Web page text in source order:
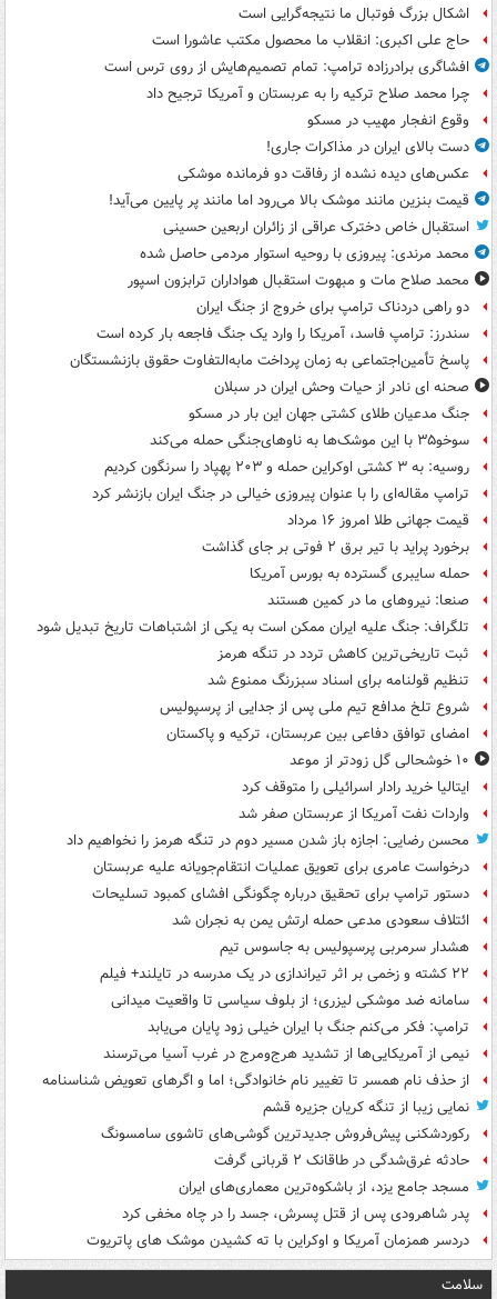
اشکال بزرگ فوتبال ما نتیجه‌گرایی است
حاج علی اکبری: انقلاب ما محصول مکتب عاشورا است
افشاگری برادرزاده ترامپ: تمام تصمیم‌هایش از روی ترس است
چرا محمد صلاح ترکیه را به عربستان و آمریکا ترجیح داد
وقوع انفجار مهیب در مسکو
دست بالای ایران در مذاکرات جاری!
عکس‌های دیده نشده از رفاقت دو فرمانده‌ موشکی
قیمت بنزین مانند موشک بالا می‌رود اما مانند پر پایین می‌آید!
استقبال خاص دخترک عراقی از زائران اربعین حسینی
محمد مرندی: پیروزی با روحیه استوار مردمی حاصل شده
محمد صلاح مات و مبهوت استقبال هواداران ترابزون اسپور
دو راهی دردناک ترامپ برای خروج از جنگ ایران
سندرز: ترامپ فاسد، آمریکا را وارد یک جنگ فاجعه بار کرده است
پاسخ تأمین‌اجتماعی به زمان پرداخت مابه‌التفاوت حقوق بازنشستگان
صحنه ای نادر از حیات وحش ایران در سبلان
جنگ مدعیان طلای کشتی جهان این بار در مسکو
سوخو۳۵ با این موشک‌ها به ناوهای‌جنگی حمله می‌کند
روسیه: به ۳ کشتی اوکراین حمله و ۲۰۳ پهپاد را سرنگون کردیم
ترامپ مقاله‌ای را با عنوان پیروزی خیالی در جنگ ایران بازنشر کرد
قیمت جهانی طلا امروز ۱۶ مرداد
برخورد پراید با تیر برق ۲ فوتی بر جای گذاشت
حمله سایبری گسترده به بورس آمریکا
صنعا: نیروهای ما در کمین‌ هستند
تلگراف: جنگ علیه ایران ممکن است به یکی از اشتباهات تاریخ تبدیل شود
ثبت تاریخی‌ترین کاهش تردد در تنگه هرمز
تنظیم قولنامه برای اسناد سبزرنگ ممنوع شد
شروع تلخ مدافع تیم ملی پس از جدایی از پرسپولیس
امضای توافق دفاعی بین عربستان، ترکیه و پاکستان
۱۰ خوشحالی گل زودتر از موعد
ایتالیا خرید رادار اسرائیلی را متوقف کرد
واردات نفت آمریکا از عربستان صفر شد
محسن رضایی: اجازه باز شدن مسیر دوم در تنگه هرمز را نخواهیم داد
درخواست عامری برای تعویق عملیات انتقام‌جویانه علیه عربستان
دستور ترامپ برای تحقیق درباره چگونگی افشای کمبود تسلیحات
ائتلاف سعودی مدعی حمله ارتش یمن به نجران شد
هشدار سرمربی پرسپولیس به جاسوس تیم
۲۲ کشته و زخمی بر اثر تیراندازی در یک مدرسه در تایلند+ فیلم
سامانه ضد موشکی لیزری؛ از بلوف سیاسی تا واقعیت میدانی
ترامپ: فکر می‌کنم جنگ با ایران خیلی زود پایان می‌یابد
نیمی از آمریکایی‌ها از تشدید هرج‌ومرج در غرب آسیا می‌ترسند
از حذف نام همسر تا تغییر نام خانوادگی؛ اما و اگرهای تعویض شناسنامه
نمایی زیبا از تنگه کریان جزیره قشم
رکوردشکنی پیش‌فروش جدیدترین گوشی‌های تاشوی سامسونگ
حادثه غرق‌شدگی در طاقانک ۲ قربانی گرفت
مسجد جامع یزد، از باشکوه‌ترین معماری‌های ایران
پدر شاهرودی پس از قتل پسرش، جسد را در چاه مخفی کرد
دردسر همزمان آمریکا و اوکراین با ته کشیدن موشک های پاتریوت
سلامت